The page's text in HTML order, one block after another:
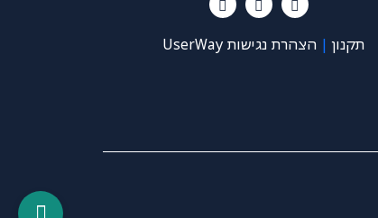
תקנון | הצהרת נגישות UserWay